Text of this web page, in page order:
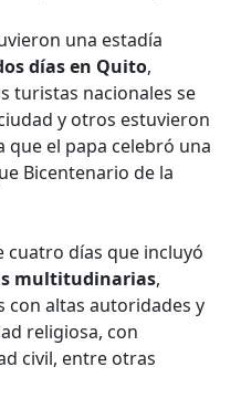
una estadía
días en Quito,
turistas nacionales se
y otros estuvieron
que el papa celebró una
Bicentenario de la
cuatro días que incluyó
multitudinarias,
con altas autoridades y
religiosa, con
civil, entre otras